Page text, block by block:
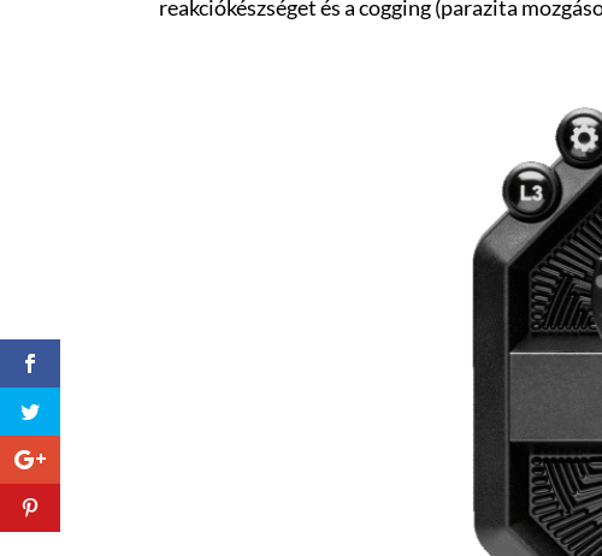
reakciókészséget és a cogging (parazita